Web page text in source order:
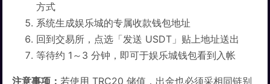
方式
系统生成娱乐城的专属收款钱包地址
回到交易所，点选「发送 USDT」贴上地址送出
等待约 1～3 分钟，即可于娱乐城钱包看到入帐
注意事项：若使用 TRC20 储值，出金也必须采相同链别